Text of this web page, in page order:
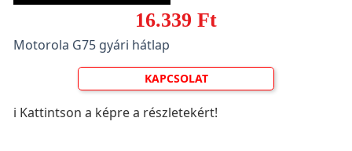
16.339 Ft
Motorola G75 gyári hátlap
KAPCSOLAT
ℹ️ Kattintson a képre a részletekért!